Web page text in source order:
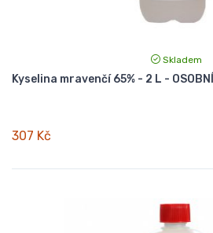
Skladem
Kyselina mravenčí 65% - 2 L -
307 Kč